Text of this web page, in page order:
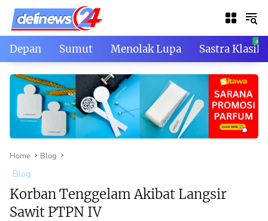
Skip
content
Depan Sumut Menolak Lupa Sastra Klasik
Home Blog
Blog
Korban Tenggelam Akibat Langsir
Sawit PTPN IV